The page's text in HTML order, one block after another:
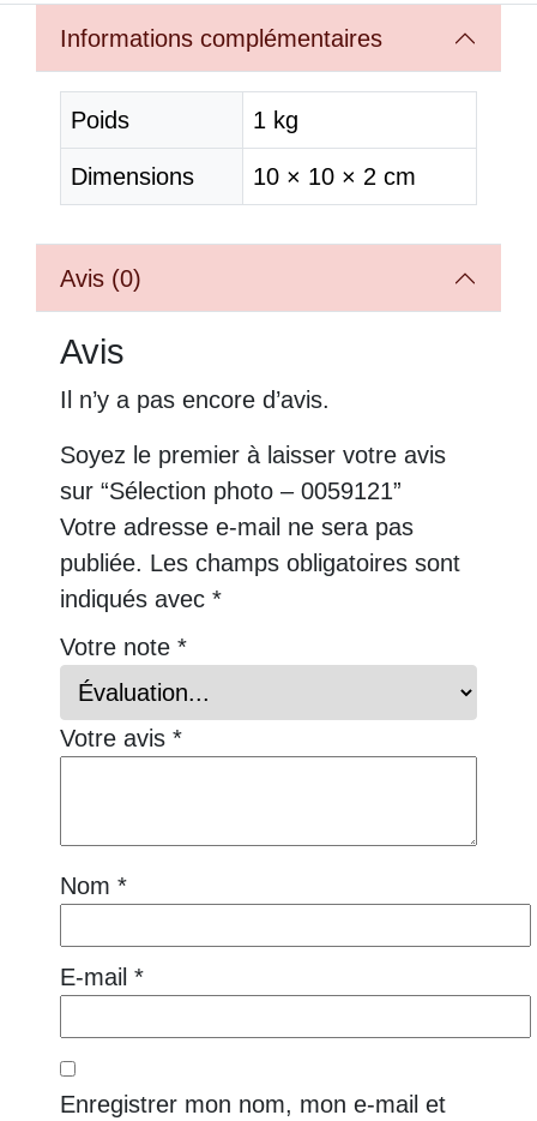
Informations complémentaires
Poids 1 kg
Dimensions 10 × 10 × 2 cm
Avis (0)
Avis
Il n’y a pas encore d’avis.
Soyez le premier à laisser votre avis
sur “Sélection photo – 0059121”
Votre adresse e-mail ne sera pas
publiée. Les champs obligatoires sont
indiqués avec *
Votre note *
Votre avis *
Nom *
E-mail *
Enregistrer mon nom, mon e-mail et